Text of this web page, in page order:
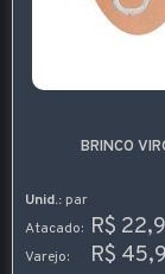
BRINCO
Unid.: par
Atacado: R$
Varejo: R$